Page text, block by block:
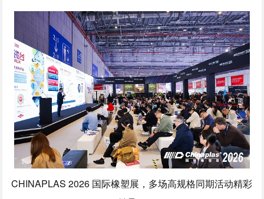
CHINAPLAS 2026 国际橡塑展，多场高规格同期活动精彩